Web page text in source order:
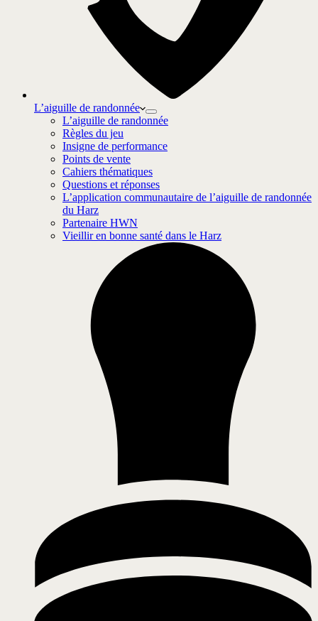
L’aiguille de randonnée
L’aiguille de randonnée
Règles du jeu
Insigne de performance
Points de vente
Cahiers thématiques
Questions et réponses
L’application communautaire de l’aiguille de randonnée
du Harz
Partenaire HWN
Vieillir en bonne santé dans le Harz